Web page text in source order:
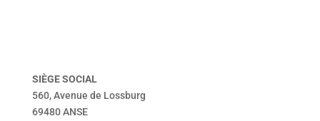
SIÈGESOCIAL
560, Avenue de Lossburg
69480 ANSE